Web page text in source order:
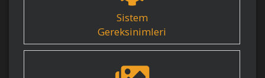
Sistem
Gereksinimleri